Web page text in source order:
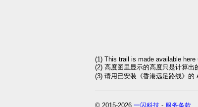
(1) This trail is made available here
(2) 高度图里显示的高度只是计算出
(3) 请用已安装《香港远足路线》的
© 2015-2026 一闪科技 - 服务条款